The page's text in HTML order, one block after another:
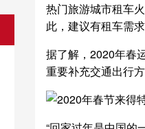
热门旅游城市租车
此，建议有租车需
据了解，2020年春
重要补充交通出行方